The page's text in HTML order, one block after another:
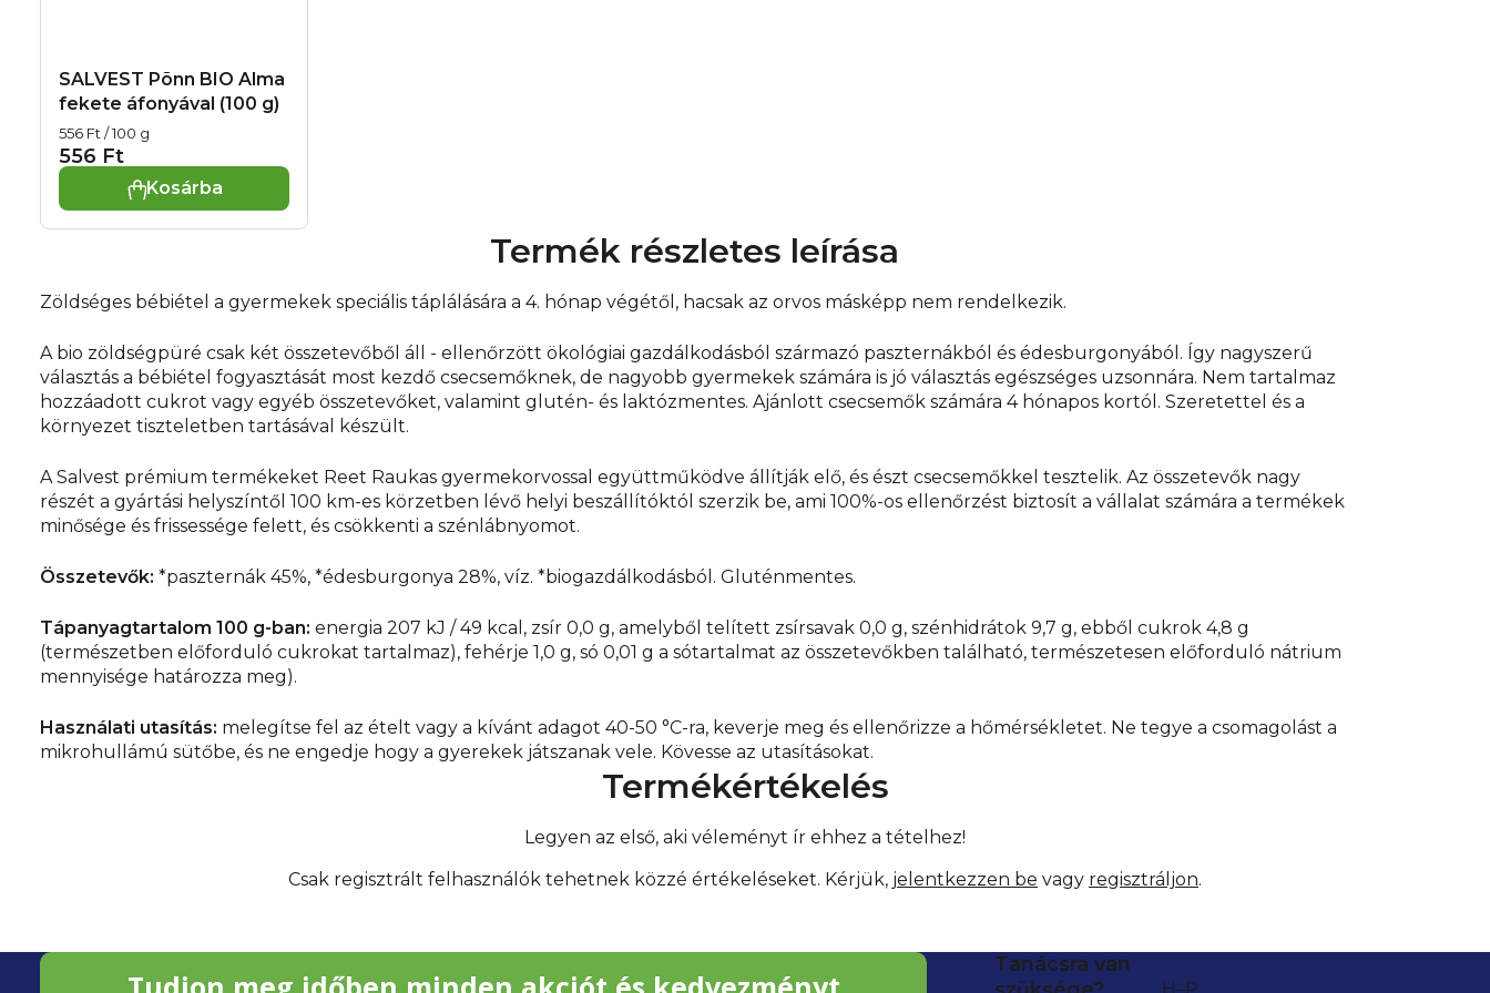
SALVEST Põnn BIO Alma
fekete áfonyával (100 g)
556 Ft
Egységár:
556 Ft / 100 g
Kosárba
Termék részletes leírása
Zöldséges bébiétel a gyermekek speciális táplálására a 4. hónap végétől, hacsak az orvos másképp nem rendelkezik.
A bio zöldségpüré csak két összetevőből áll - ellenőrzött ökológiai gazdálkodásból származó paszternákból és édesburgonyából. Így nagyszerű
választás a bébiétel fogyasztását most kezdő csecsemőknek, de nagyobb gyermekek számára is jó választás egészséges uzsonnára. Nem tartalmaz
hozzáadott cukrot vagy egyéb összetevőket, valamint glutén- és laktózmentes. Ajánlott csecsemők számára 4 hónapos kortól. Szeretettel és a
környezet tiszteletben tartásával készült.
A Salvest prémium termékeket Reet Raukas gyermekorvossal együttműködve állítják elő, és észt csecsemőkkel tesztelik. Az összetevők nagy
részét a gyártási helyszíntől 100 km-es körzetben lévő helyi beszállítóktól szerzik be, ami 100%-os ellenőrzést biztosít a vállalat számára a termékek
minősége és frissessége felett, és csökkenti a szénlábnyomot.
Összetevők: *paszternák 45%, *édesburgonya 28%, víz. *biogazdálkodásból. Gluténmentes.
Tápanyagtartalom 100 g-ban: energia 207 kJ / 49 kcal, zsír 0,0 g, amelyből telített zsírsavak 0,0 g, szénhidrátok 9,7 g, ebből cukrok 4,8 g
(természetben előforduló cukrokat tartalmaz), fehérje 1,0 g, só 0,01 g a sótartalmat az összetevőkben található, természetesen előforduló nátrium
mennyisége határozza meg).
Használati utasítás: melegítse fel az ételt vagy a kívánt adagot 40-50 °C-ra, keverje meg és ellenőrizze a hőmérsékletet. Ne tegye a csomagolást a
mikrohullámú sütőbe, és ne engedje hogy a gyerekek játszanak vele. Kövesse az utasításokat.
Termékértékelés
Legyen az első, aki véleményt ír ehhez a tételhez!
Csak regisztrált felhasználók tehetnek közzé értékeléseket. Kérjük, jelentkezzen be vagy regisztráljon.
Tanácsra van